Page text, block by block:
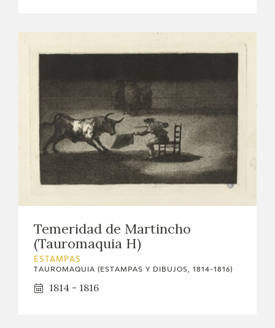
Temeridad de Martincho
(Tauromaquia H)
ESTAMPAS
TAUROMAQUIA (ESTAMPAS Y DIBUJOS, 1814-1816)
1814 - 1816